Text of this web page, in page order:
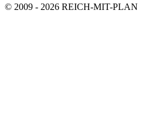
© 2009 - 2026 REICH-MIT-PLAN